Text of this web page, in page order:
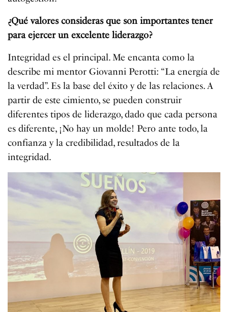
¿Qué valores consideras que son importantes tener
para ejercer un excelente liderazgo?
Integridad es el principal. Me encanta como la
describe mi mentor Giovanni Perotti: “La energía de
la verdad”. Es la base del éxito y de las relaciones. A
partir de este cimiento, se pueden construir
diferentes tipos de liderazgo, dado que cada persona
es diferente, ¡No hay un molde! Pero ante todo, la
confianza y la credibilidad, resultados de la
integridad.